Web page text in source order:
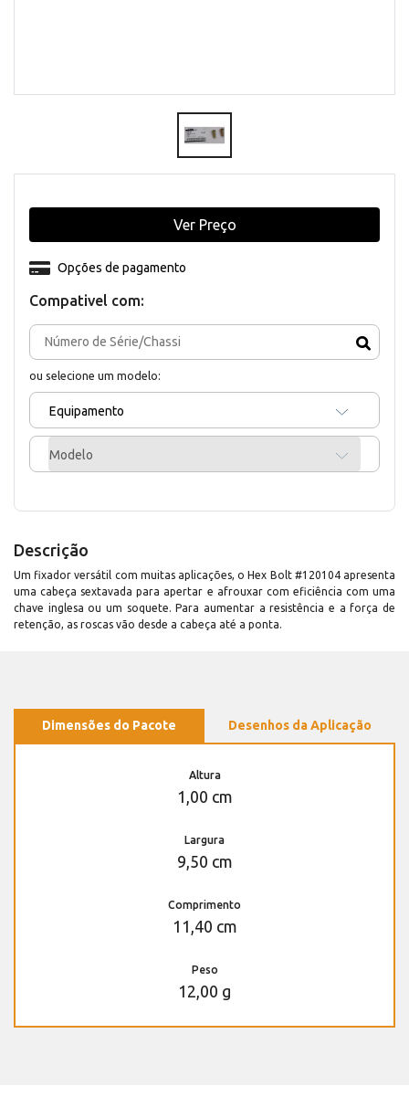
Compativel com:
ou selecione um modelo:
Equipamento
Modelo
Opções de pagamento
Ver Preço
Descrição
Um fixador versátil com muitas aplicações, o Hex Bolt #120104 apresenta
uma cabeça sextavada para apertar e afrouxar com eficiência com uma
chave inglesa ou um soquete. Para aumentar a resistência e a força de
retenção, as roscas vão desde a cabeça até a ponta.
Dimensões do Pacote Desenhos da Aplicação
Altura
1,00 cm
Largura
9,50 cm
Comprimento
11,40 cm
Peso
12,00 g